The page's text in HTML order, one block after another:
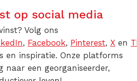
op social media
Volg ons
, Facebook, Pinterest, X en
en inspiratie. Onze platforms
naar een georganiseerder,